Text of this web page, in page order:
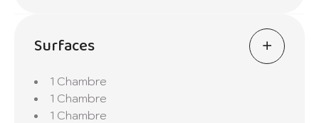
Surfaces
1 Chambre
1 Chambre
1 Chambre